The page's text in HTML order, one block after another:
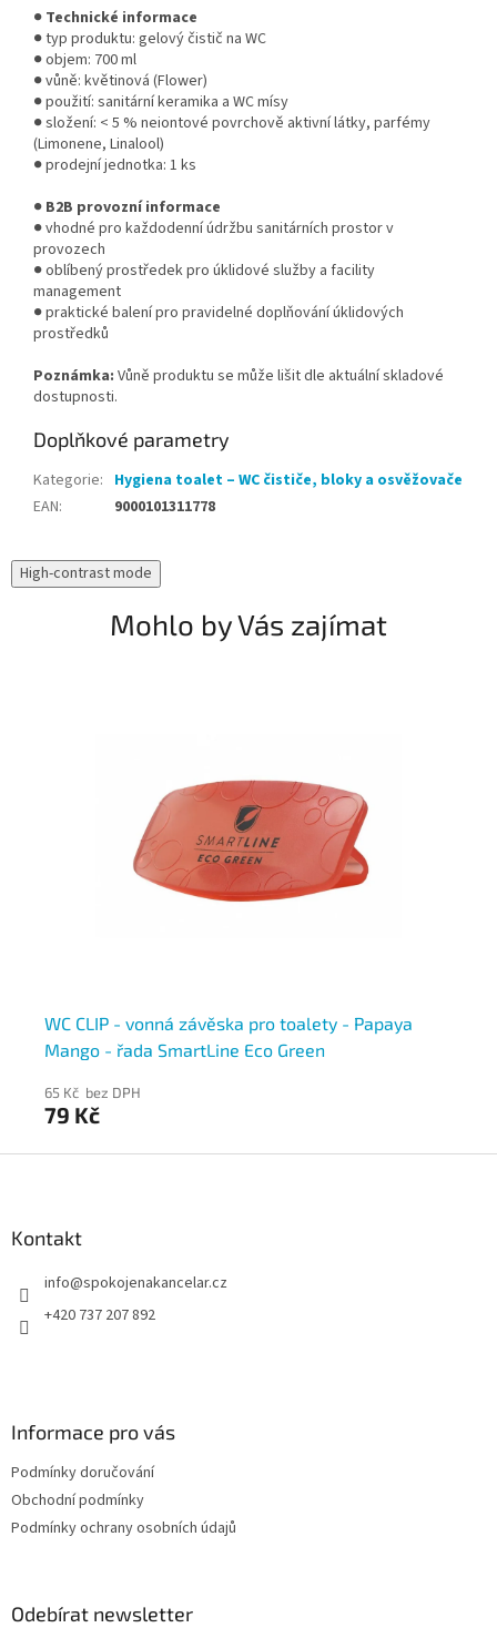
● Technické informace
● typ produktu: gelový čistič na WC
● objem: 700 ml
● vůně: květinová (Flower)
● použití: sanitární keramika a WC mísy
● složení: < 5 % neiontové povrchově aktivní látky, parfémy
(Limonene, Linalool)
● prodejní jednotka: 1 ks
● B2B provozní informace
● vhodné pro každodenní údržbu sanitárních prostor v
provozech
● oblíbený prostředek pro úklidové služby a facility
management
● praktické balení pro pravidelné doplňování úklidových
prostředků
Poznámka: Vůně produktu se může lišit dle aktuální skladové
dostupnosti.
Doplňkové parametry
Kategorie: Hygiena toalet – WC čističe, bloky a osvěžovače
EAN: 9000101311778
High-contrast mode
Mohlo by Vás zajímat
WC CLIP - vonná závěska pro toalety - Papaya
Mango - řada SmartLine Eco Green
65 Kč bez DPH
79 Kč
Kontakt
info@spokojenakancelar.cz
+420 737 207 892
Informace pro vás
Podmínky doručování
Obchodní podmínky
Podmínky ochrany osobních údajů
Odebírat newsletter